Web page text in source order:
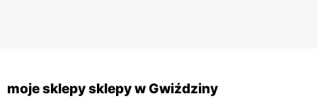
moje sklepy sklepy w Gwiździny